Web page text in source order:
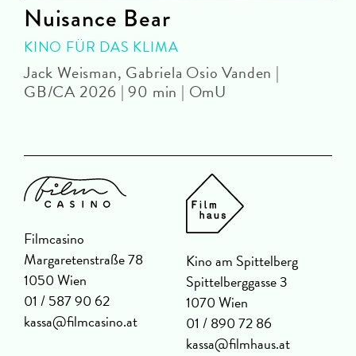
Nuisance Bear
KINO FÜR DAS KLIMA
Jack Weisman, Gabriela Osio Vanden |
GB/CA 2026 | 90 min | OmU
Filmcasino
Margaretenstraße 78
1050 Wien
01 / 587 90 62
kassa@filmcasino.at
Kino am Spittelberg
Spittelberggasse 3
1070 Wien
01 / 890 72 86
kassa@filmhaus.at